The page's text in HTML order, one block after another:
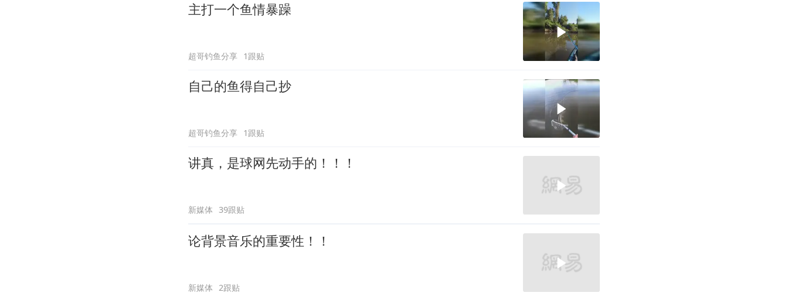
主打一个鱼情暴躁
超哥钓鱼分享 1跟贴
自己的鱼得自己抄
超哥钓鱼分享 1跟贴
讲真，是球网先动手的！！！
新媒体 39跟贴
论背景音乐的重要性！！
新媒体 2跟贴